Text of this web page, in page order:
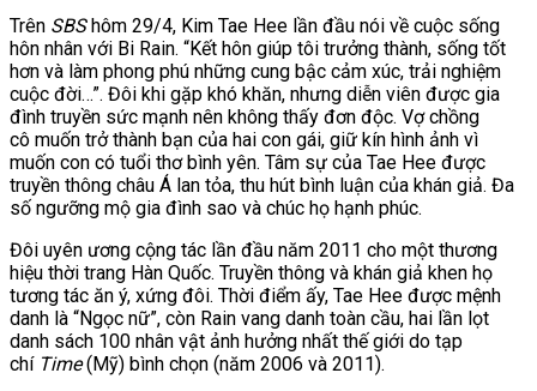
Trên SBShôm 29/4, Kim Tae Hee lần đầu nói về cuộc sống
hôn nhân với Bi Rain. “Kết hôn giúp tôi trưởng thành, sống tốt
hơn và làm phong phú những cung bậc cảm xúc, trải nghiệm
cuộc đời…”. Đôi khi gặp khó khăn, nhưng diễn viên được gia
đình truyền sức mạnh nên không thấy đơn độc. Vợ chồng
cô muốn trở thành bạn của hai con gái, giữ kín hình ảnh vì
muốn con có tuổi thơ bình yên. Tâm sự của Tae Hee được
truyền thông châu Á lan tỏa, thu hút bình luận của khán giả. Đa
số ngưỡng mộ gia đình sao và chúc họ hạnh phúc.
Đôi uyên ương cộng tác lần đầu năm 2011 cho một thương
hiệu thời trang Hàn Quốc. Truyền thông và khán giả khen họ
tương tác ăn ý, xứng đôi. Thời điểm ấy, Tae Hee được mệnh
danh là “Ngọc nữ”, còn Rain vang danh toàn cầu, hai lần lọt
danh sách 100 nhân vật ảnh hưởng nhất thế giới do tạp
chí Time(Mỹ) bình chọn (năm 2006 và 2011).